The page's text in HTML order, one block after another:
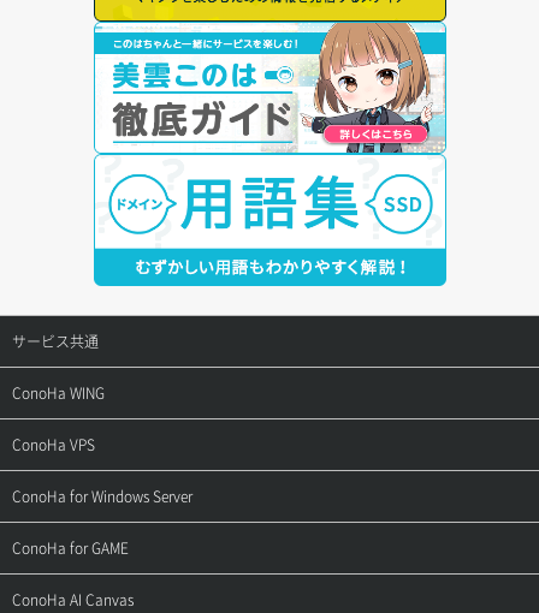
サービス共通
サポートトップ
ご契約・お支払い
用語集
お問い合わせ
ConoHa WING
サポートトップ
ご利用ガイド
お乗り換えガイド
ConoHa VPS
サポートトップ
ご利用ガイド
ConoHa for Windows Server
サポートトップ
ご利用ガイド
ConoHa for GAME
サポートトップ
ConoHa AI Canvas